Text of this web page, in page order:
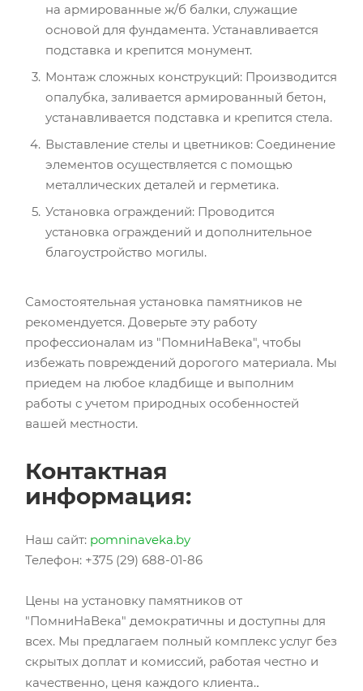
на армированные ж/б балки, служащие
основой для фундамента. Устанавливается
подставка и крепится монумент.
Монтаж сложных конструкций: Производится
опалубка, заливается армированный бетон,
устанавливается подставка и крепится стела.
Выставление стелы и цветников: Соединение
элементов осуществляется с помощью
металлических деталей и герметика.
Установка ограждений: Проводится
установка ограждений и дополнительное
благоустройство могилы.
Самостоятельная установка памятников не
рекомендуется. Доверьте эту работу
профессионалам из "ПомниНаВека", чтобы
избежать повреждений дорогого материала. Мы
приедем на любое кладбище и выполним
работы с учетом природных особенностей
вашей местности.
Контактная
информация:
Наш сайт: pomninaveka.by
Телефон: +375 (29) 688-01-86
Цены на установку памятников от
"ПомниНаВека" демократичны и доступны для
всех. Мы предлагаем полный комплекс услуг без
скрытых доплат и комиссий, работая честно и
качественно, ценя каждого клиента..